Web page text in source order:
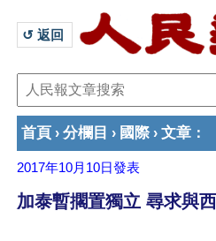
↺ 返回
首頁 › 分欄目 › 國際› 文章 ：
2017年10月10日發表
加泰暫擱置獨立 尋求與